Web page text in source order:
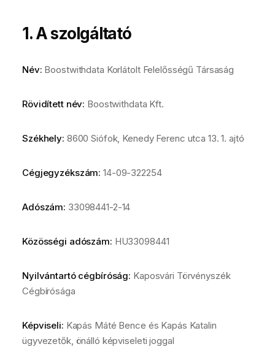
1. A szolgáltató
Név: Boostwithdata Korlátolt Felelősségű Társaság
Rövidített név: Boostwithdata Kft.
Székhely: 8600 Siófok, Kenedy Ferenc utca 13. 1. ajtó
Cégjegyzékszám: 14-09-322254
Adószám: 33098441-2-14
Közösségi adószám: HU33098441
Nyilvántartó cégbíróság: Kaposvári Törvényszék
Cégbírósága
Képviseli: Kapás Máté Bence és Kapás Katalin
ügyvezetők, önálló képviseleti joggal